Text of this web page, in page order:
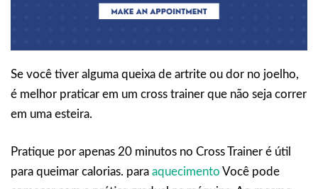
Se você tiver alguma queixa de artrite ou dor no joelho,
é melhor praticar em um cross trainer que não seja correr
em uma esteira.
Pratique por apenas 20 minutos no Cross Trainer é útil
para queimar calorias. para aquecimento Você pode